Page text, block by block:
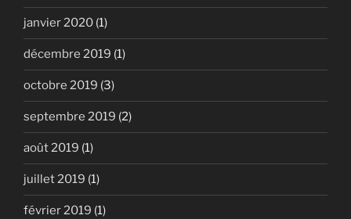
janvier 2020 (1)
décembre 2019 (1)
octobre 2019 (3)
septembre 2019 (2)
août 2019 (1)
juillet 2019 (1)
février 2019 (1)